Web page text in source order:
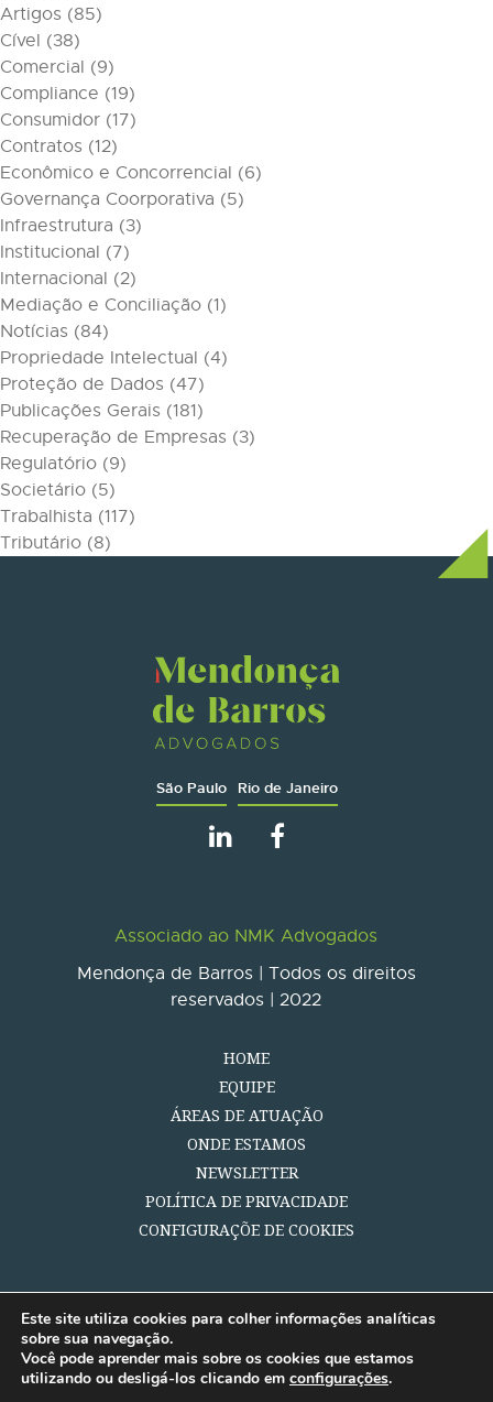
Artigos (85)
Cível (38)
Comercial (9)
Compliance (19)
Consumidor (17)
Contratos (12)
Econômico e Concorrencial (6)
Governança Coorporativa (5)
Infraestrutura (3)
Institucional (7)
Internacional (2)
Mediação e Conciliação (1)
Notícias (84)
Propriedade Intelectual (4)
Proteção de Dados (47)
Publicações Gerais (181)
Recuperação de Empresas (3)
Regulatório (9)
Societário (5)
Trabalhista (117)
Tributário (8)
São Paulo Rio de Janeiro
Associado ao NMK Advogados
Mendonça de Barros | Todos os direitos
reservados | 2022
HOME
EQUIPE
ÁREAS DE ATUAÇÃO
ONDE ESTAMOS
NEWSLETTER
POLÍTICA DE PRIVACIDADE
CONFIGURAÇÕE DE COOKIES
Este site utiliza cookies para colher informações analíticas
sobre sua navegação.
Você pode aprender mais sobre os cookies que estamos
utilizando ou desligá-los clicando em configurações.